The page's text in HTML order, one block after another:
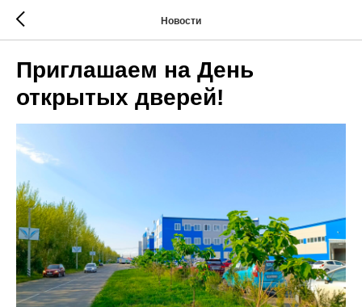
Новости
Приглашаем на День
открытых дверей!